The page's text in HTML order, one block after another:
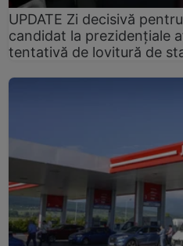
UPDATE Zi decisivă
candidat la prezidențiale
tentativă de lovitură de